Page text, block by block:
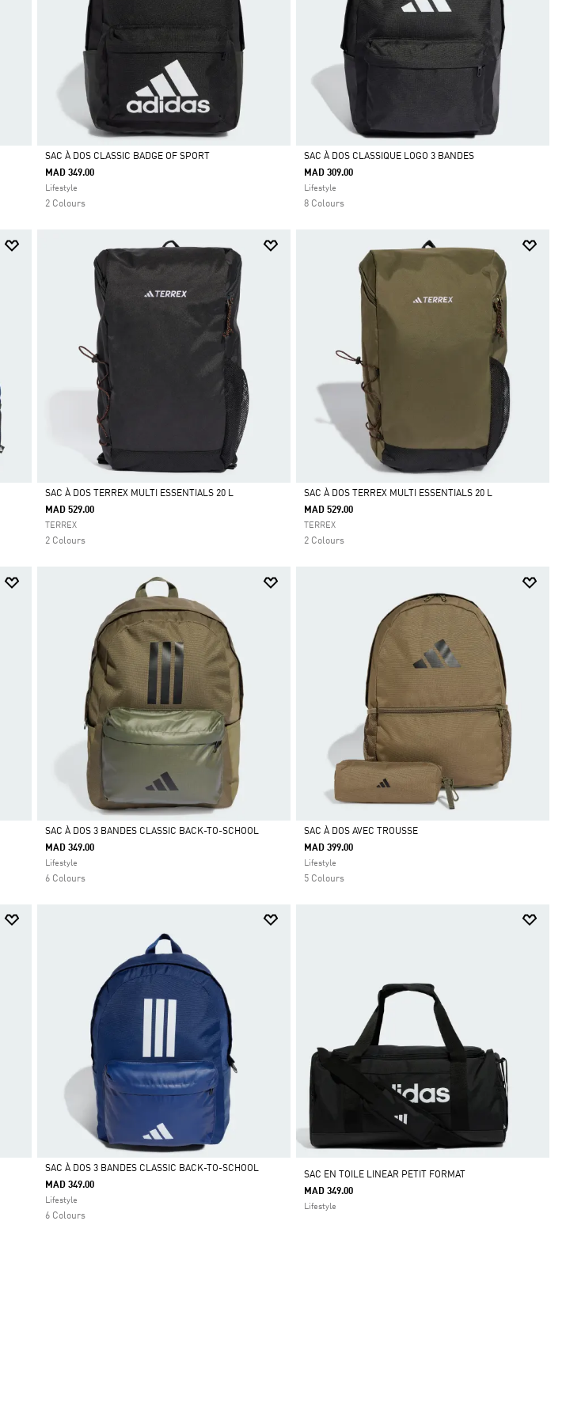
Selected
SAC À DOS CLASSIC BADGE OF SPORT
MAD 349.00
Lifestyle
2 Colours
Selected
SAC À DOS CLASSIQUE LOGO 3 BANDES
MAD 309.00
Lifestyle
8 Colours
Selected
SAC À DOS TERREX MULTI ESSENTIALS 20 L
MAD 529.00
TERREX
2 Colours
Selected
SAC À DOS TERREX MULTI ESSENTIALS 20 L
MAD 529.00
TERREX
2 Colours
Selected
SAC À DOS 3 BANDES CLASSIC BACK-TO-SCHOOL
MAD 349.00
Lifestyle
6 Colours
Selected
SAC À DOS AVEC TROUSSE
MAD 399.00
Lifestyle
5 Colours
Selected
SAC À DOS 3 BANDES CLASSIC BACK-TO-SCHOOL
MAD 349.00
Lifestyle
6 Colours
SAC EN TOILE LINEAR PETIT FORMAT
MAD 349.00
Lifestyle